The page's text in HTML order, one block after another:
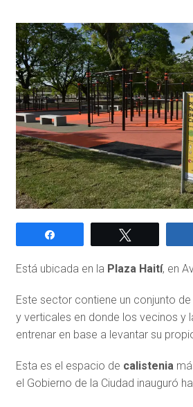
Está ubicada en la Plaza Haití, en
Este sector contiene un conjunto
y verticales en donde los vecinos y
entrenar en base a levantar su
Esta es el espacio de calistenia
el Gobierno de la Ciudad inauguró